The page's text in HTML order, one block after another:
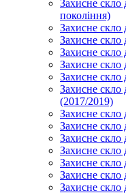
Захисне скло
покоління)
Захисне
Захисне скло
Захисне скло
Захисне скло
Захисне скло
Захисне скло
(2017/2019)
Захисне скло
Захисне скло
Захисне скло
Захисне скло
Захисне скло
Захисне скло
Захисне скло